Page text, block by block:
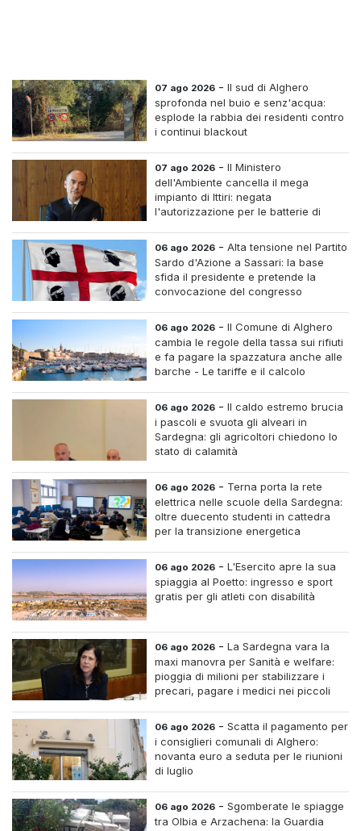
07 ago 2026 -Il sud di Alghero
sprofonda nel buio e senz'acqua:
esplode la rabbia dei residenti contro
i continui blackout
07 ago 2026 -Il Ministero
dell'Ambiente cancella il mega
impianto di Ittiri: negata
l'autorizzazione per le batterie di
06 ago 2026 -Alta tensione nel Partito
Sardo d'Azione a Sassari: la base
sfida il presidente e pretende la
convocazione del congresso
06 ago 2026 -Il Comune di Alghero
cambia le regole della tassa sui rifiuti
e fa pagare la spazzatura anche alle
barche - Le tariffe e il calcolo
06 ago 2026 -Il caldo estremo brucia
i pascoli e svuota gli alveari in
Sardegna: gli agricoltori chiedono lo
stato di calamità
06 ago 2026 - Terna porta la rete
elettrica nelle scuole della Sardegna:
oltre duecento studenti in cattedra
per la transizione energetica
06 ago 2026 -L'Esercito apre la sua
spiaggia al Poetto: ingresso e sport
gratis per gli atleti con disabilità
06 ago 2026 -La Sardegna vara la
maxi manovra per Sanità e welfare:
pioggia di milioni per stabilizzare i
precari, pagare i medici nei piccoli
case di riposo.
06 ago 2026 -Scatta il pagamento per
i consiglieri comunali di Alghero:
novanta euro a seduta per le riunioni
di luglio
06 ago 2026 -Sgomberate le spiagge
tra Olbia e Arzachena: la Guardia